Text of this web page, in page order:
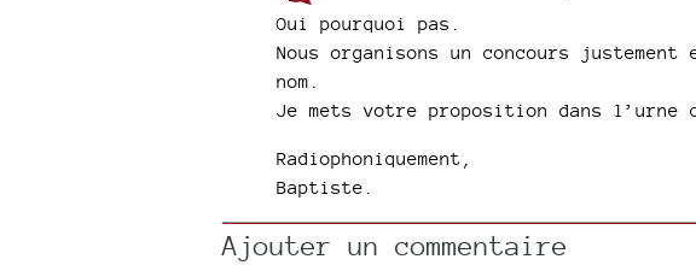
Oui pourquoi pas.
Nous organisons un concours
nom.
Je mets votre proposition dans
Radiophoniquement,
Baptiste.
Ajouter un commentaire